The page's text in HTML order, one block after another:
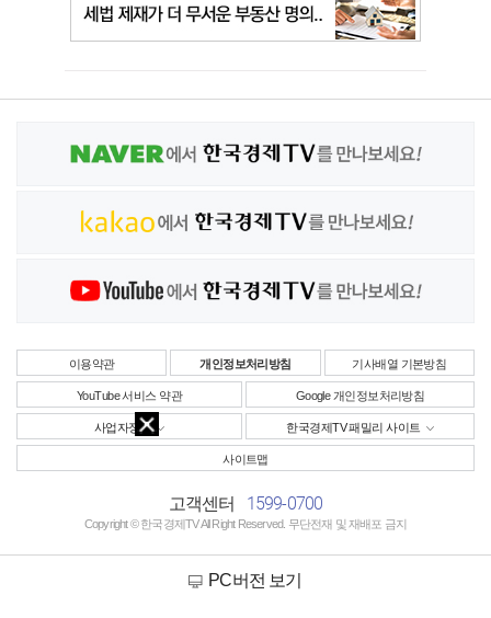
이용약관 개인정보처리방침 기사배열 기본방침
YouTube 서비스 약관 Google 개인정보처리방침
사업자정보 한국경제TV 패밀리 사이트
사이트맵
고객센터 1599-0700
Copyright © 한국경제TV All Right Reserved. 무단전재 및 재배포 금지
PC버전 보기